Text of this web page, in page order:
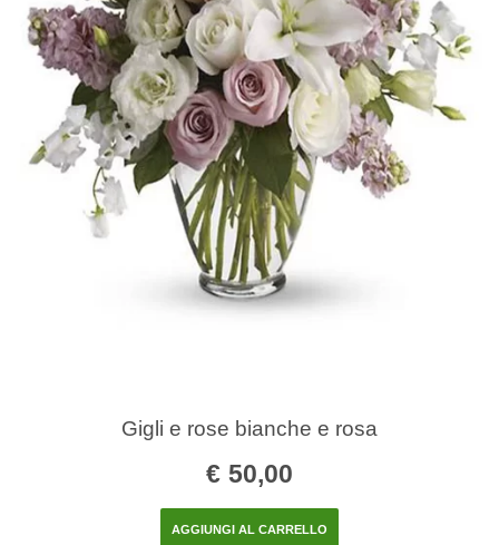
Gigli e rose bianche e rosa
€ 50,00
AGGIUNGI AL CARRELLO